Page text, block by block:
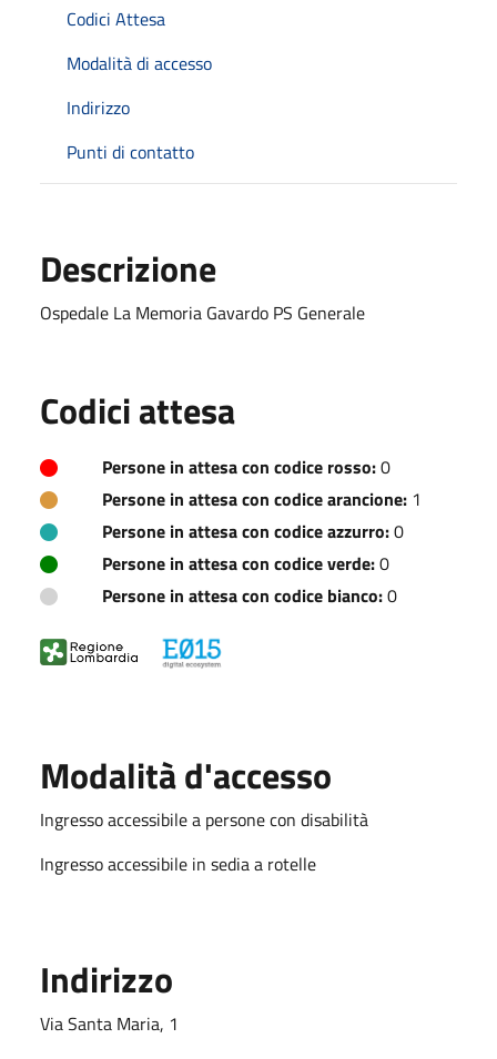
Codici Attesa
Modalità di accesso
Indirizzo
Punti di contatto
Descrizione
Ospedale La Memoria Gavardo PS Generale
Codici attesa
Persone in attesa con codice rosso:0
Persone in attesa con codice arancione: 1
Persone in attesa con codice azzurro:0
Persone in attesa con codice verde:0
Persone in attesa con codice bianco:0
Modalità d'accesso
Ingresso accessibile a persone con disabilità
Ingresso accessibile in sedia a rotelle
Indirizzo
Via Santa Maria, 1